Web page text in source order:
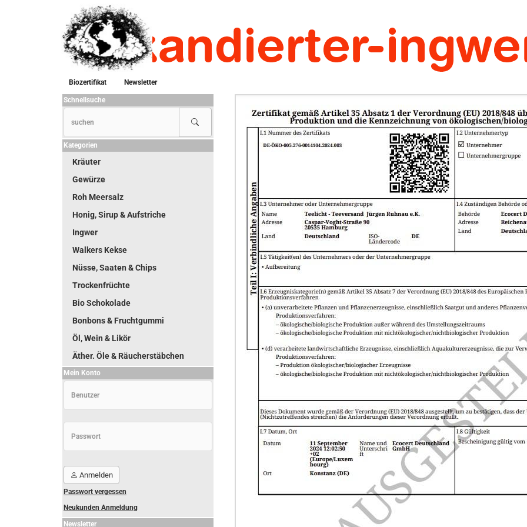
Biozertifikat Newsletter
Schnellsuche
Kategorien
Kräuter
Gewürze
Roh Meersalz
Honig, Sirup & Aufstriche
Ingwer
Walkers Kekse
Nüsse, Saaten & Chips
Trockenfrüchte
Bio Schokolade
Bonbons & Fruchtgummi
Öl, Wein & Likör
Äther. Öle & Räucherstäbchen
Mein Konto
Anmelden
Passwort vergessen
Neukunden Anmeldung
Newsletter